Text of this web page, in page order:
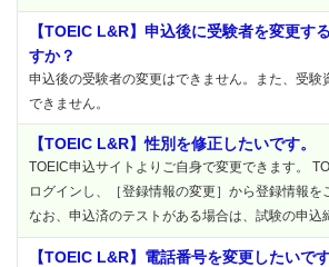
【TOEIC L&R】申込後に受験者を変更す
すか？
申込後の受験者の変更はできません。また、受験
できません。
【TOEIC L&R】性別を修正したいです。
TOEIC申込サイトよりご自身で変更できます。
ログインし、［登録情報の変更］から登録情報を
なお、申込済のテストがある場合は、試験の申込
【TOEIC L&R】電話番号を変更したいです